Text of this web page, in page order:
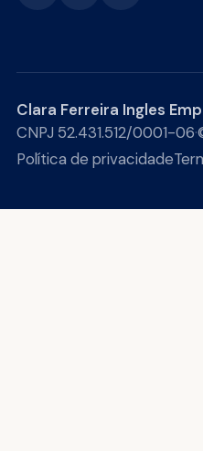
Clara Ferreira Ingles
CNPJ 52.431.512/0001-06·
Política de privacidade